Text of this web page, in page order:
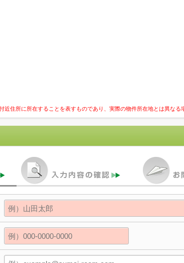
住所に所在することを表すものであり、実際の物件所在地とは異なる